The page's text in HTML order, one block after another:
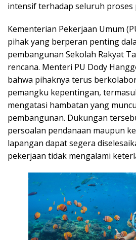
intensif terhadap seluruh proses
Kementerian Pekerjaan Umum
pihak yang berperan penting
pembangunan Sekolah Rakyat
rencana. Menteri PU Dody
bahwa pihaknya terus
pemangku kepentingan,
mengatasi hambatan yang
pembangunan. Dukungan
persoalan pendanaan maupun
lapangan dapat segera
pekerjaan tidak mengalami